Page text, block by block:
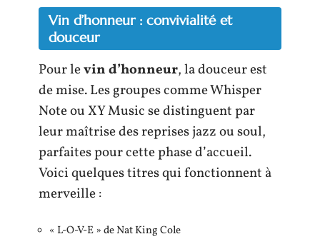
Vin d’honneur : convivialité et
douceur
Pour levin d’honneur, la douceur est
de mise. Les groupes comme Whisper
Note ou XY Music se distinguent par
leur maîtrise des reprises jazz ou soul,
parfaites pour cette phase d’accueil.
Voici quelques titres qui fonctionnent à
merveille :
« L-O-V-E » de Nat King Cole